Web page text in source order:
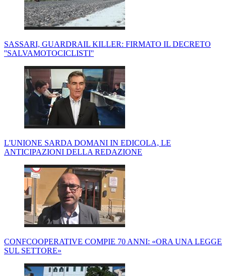
SASSARI, GUARDRAIL KILLER: FIRMATO IL DECRETO
''SALVAMOTOCICLISTI''
L'UNIONE SARDA DOMANI IN EDICOLA, LE
ANTICIPAZIONI DELLA REDAZIONE
CONFCOOPERATIVE COMPIE 70 ANNI: «ORA UNA LEGGE
SUL SETTORE»